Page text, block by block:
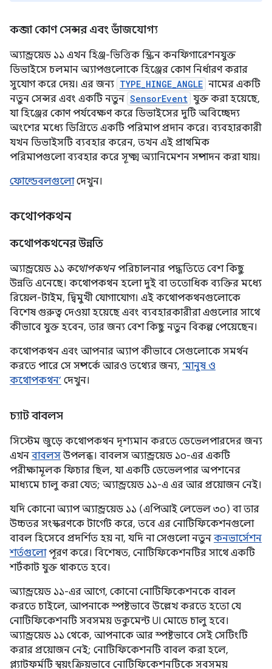
কব্জা কোণ সেন্সর এবং ভাঁজযোগ্য
অ্যান্ড্রয়েড ১১ এখন হিঞ্জ-ভিত্তিক স্ক্রিন কনফিগারেশনযুক্ত
ডিভাইসে চলমান অ্যাপগুলোকে হিঞ্জের কোণ নির্ধারণ করার
সুযোগ করে দেয়। এর জন্য TYPE_HINGE_ANGLE নামের একটি
নতুন সেন্সর এবং একটি নতুন SensorEvent যুক্ত করা হয়েছে,
যা হিঞ্জের কোণ পর্যবেক্ষণ করে ডিভাইসের দুটি অবিচ্ছেদ্য
অংশের মধ্যে ডিগ্রিতে একটি পরিমাপ প্রদান করে। ব্যবহারকারী
যখন ডিভাইসটি ব্যবহার করেন, তখন এই প্রাথমিক
পরিমাপগুলো ব্যবহার করে সূক্ষ্ম অ্যানিমেশন সম্পাদন করা যায়।
ফোল্ডেবলগুলোদেখুন।
কথোপকথন
কথোপকথনের উন্নতি
অ্যান্ড্রয়েড ১১ কথোপকথনপরিচালনার পদ্ধতিতে বেশ কিছু
উন্নতি এনেছে। কথোপকথন হলো দুই বা ততোধিক ব্যক্তির মধ্যে
রিয়েল-টাইম, দ্বিমুখী যোগাযোগ। এই কথোপকথনগুলোকে
বিশেষ গুরুত্ব দেওয়া হয়েছে এবং ব্যবহারকারীরা এগুলোর সাথে
কীভাবে যুক্ত হবেন, তার জন্য বেশ কিছু নতুন বিকল্প পেয়েছেন।
কথোপকথন এবং আপনার অ্যাপ কীভাবে সেগুলোকে সমর্থন
করতে পারে সে সম্পর্কে আরও তথ্যের জন্য, ‘মানুষ ও
কথোপকথন’ দেখুন।
চ্যাট বাবলস
সিস্টেম জুড়ে কথোপকথন দৃশ্যমান করতে ডেভেলপারদের জন্য
এখন বাবলস উপলব্ধ। বাবলস অ্যান্ড্রয়েড ১০-এর একটি
পরীক্ষামূলক ফিচার ছিল, যা একটি ডেভেলপার অপশনের
মাধ্যমে চালু করা যেত; অ্যান্ড্রয়েড ১১-এ এর আর প্রয়োজন নেই।
যদি কোনো অ্যাপ অ্যান্ড্রয়েড ১১ (এপিআই লেভেল ৩০) বা তার
উচ্চতর সংস্করণকে টার্গেট করে, তবে এর নোটিফিকেশনগুলো
বাবল হিসেবে প্রদর্শিত হয় না, যদি না সেগুলো নতুন কনভার্সেশন
শর্তগুলোপূরণ করে। বিশেষত, নোটিফিকেশনটির সাথে একটি
শর্টকাট যুক্ত থাকতে হবে।
অ্যান্ড্রয়েড ১১-এর আগে, কোনো নোটিফিকেশনকে বাবল
করতে চাইলে, আপনাকে স্পষ্টভাবে উল্লেখ করতে হতো যে
নোটিফিকেশনটি সবসময় ডকুমেন্ট UI মোডে চালু হবে।
অ্যান্ড্রয়েড ১১ থেকে, আপনাকে আর স্পষ্টভাবে সেই সেটিংটি
করার প্রয়োজন নেই; নোটিফিকেশনটি বাবল করা হলে,
প্ল্যাটফর্মটি স্বয়ংক্রিয়ভাবে নোটিফিকেশনটিকে সবসময়